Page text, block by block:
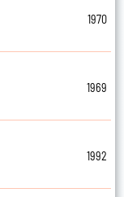
1970
1969
1992